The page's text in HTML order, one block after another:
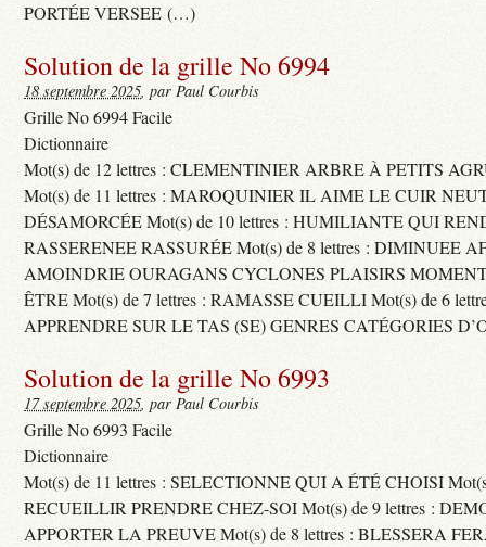
PORTÉE VERSEE (…)
Solution de la grille No 6994
18 septembre 2025, par Paul Courbis
Grille No 6994 Facile
Dictionnaire
Mot(s) de 12 lettres : CLEMENTINIER ARBRE À PETITS
Mot(s) de 11 lettres : MAROQUINIER IL AIME LE CUIR
DÉSAMORCÉE Mot(s) de 10 lettres : HUMILIANTE QUI
RASSERENEE RASSURÉE Mot(s) de 8 lettres : DIMINUEE
AMOINDRIE OURAGANS CYCLONES PLAISIRS
ÊTRE Mot(s) de 7 lettres : RAMASSE CUEILLI Mot(s) de 6
APPRENDRE SUR LE TAS (SE) GENRES CATÉGORIES
Solution de la grille No 6993
17 septembre 2025, par Paul Courbis
Grille No 6993 Facile
Dictionnaire
Mot(s) de 11 lettres : SELECTIONNE QUI A ÉTÉ CHOISI
RECUEILLIR PRENDRE CHEZ-SOI Mot(s) de 9 lettres :
APPORTER LA PREUVE Mot(s) de 8 lettres : BLESSERA